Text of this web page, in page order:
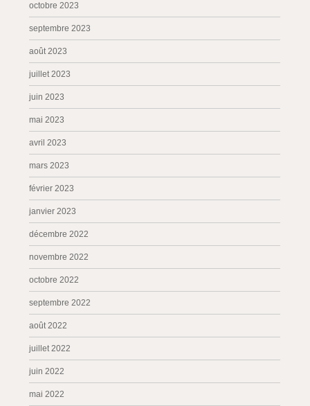
octobre 2023
septembre 2023
août 2023
juillet 2023
juin 2023
mai 2023
avril 2023
mars 2023
février 2023
janvier 2023
décembre 2022
novembre 2022
octobre 2022
septembre 2022
août 2022
juillet 2022
juin 2022
mai 2022